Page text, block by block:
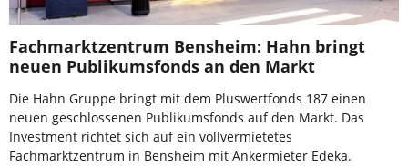
Fachmarktzentrum Bensheim: Hahn bringt
neuen Publikumsfonds an den Markt
Die Hahn Gruppe bringt mit dem Pluswertfonds 187 einen
neuen geschlossenen Publikumsfonds auf den Markt. Das
Investment richtet sich auf ein vollvermietetes
Fachmarktzentrum in Bensheim mit Ankermieter Edeka.